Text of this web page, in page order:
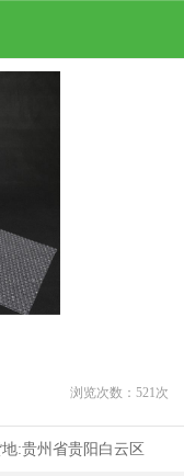
浏览次数： 521 次
:贵州省贵阳白云区